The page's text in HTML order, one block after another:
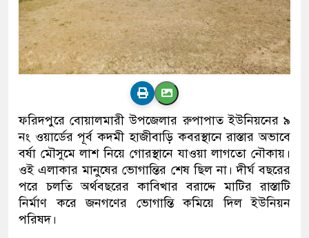
ফরিদপুরে বোয়ালমারী উপজেলার রুপাপাত ইউনিয়নের ৯
নং ওয়ার্ডের পূর্ব কদমী হাজীবাড়ি কবরস্থানে রাস্তার অভাবে
বর্ষা মৌসুমে লাশ নিয়ে গোরস্থানে যাওয়া লাগতো নৌকায়।
ওই এলাকার মানুষের ভোগান্তির শেষ ছিল না। দীর্ঘ বছরের
পরে চলতি অর্থবছরের কাবিখার বরাদ্দে মাটির রাস্তাটি
নির্মাণ করে জনগণের ভোগান্তি কমিয়ে দিল ইউনিয়ন
পরিষদ।